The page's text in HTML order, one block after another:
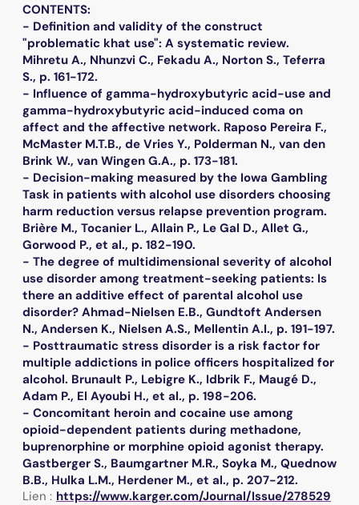
CONTENTS:
- Definition and validity of the construct
"problematic khat use": A systematic review.
Mihretu A., Nhunzvi C., Fekadu A., Norton S., Teferra
S., p. 161-172.
- Influence of gamma-hydroxybutyric acid-use and
gamma-hydroxybutyric acid-induced coma on
affect and the affective network. Raposo Pereira F.,
McMaster M.T.B., de Vries Y., Polderman N., van den
Brink W., van Wingen G.A., p. 173-181.
- Decision-making measured by the Iowa Gambling
Task in patients with alcohol use disorders choosing
harm reduction versus relapse prevention program.
Brière M., Tocanier L., Allain P., Le Gal D., Allet G.,
Gorwood P., et al., p. 182-190.
- The degree of multidimensional severity of alcohol
use disorder among treatment-seeking patients: Is
there an additive effect of parental alcohol use
disorder? Ahmad-Nielsen E.B., Gundtoft Andersen
N., Andersen K., Nielsen A.S., Mellentin A.I., p. 191-197.
- Posttraumatic stress disorder is a risk factor for
multiple addictions in police officers hospitalized for
alcohol. Brunault P., Lebigre K., Idbrik F., Maugé D.,
Adam P., El Ayoubi H., et al., p. 198-206.
- Concomitant heroin and cocaine use among
opioid-dependent patients during methadone,
buprenorphine or morphine opioid agonist therapy.
Gastberger S., Baumgartner M.R., Soyka M., Quednow
B.B., Hulka L.M., Herdener M., et al., p. 207-212.
Lien : https://www.karger.com/Journal/Issue/278529